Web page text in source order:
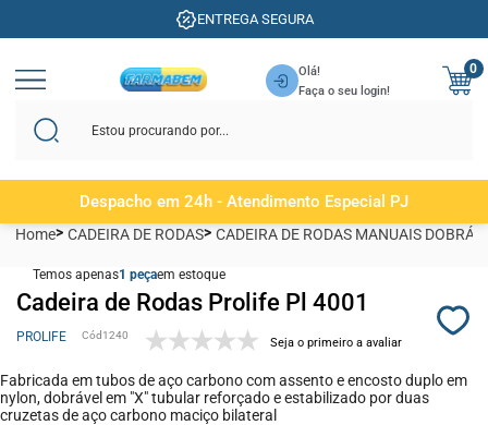
ENTREGA SEGURA
Olá!
Faça o seu login!
0
Despacho em 24h - Atendimento Especial PJ
Home CADEIRA DE RODAS CADEIRA DE RODAS MANUAIS
Temos apenas1 em estoque
Cadeira de Rodas Prolife Pl 4001
PROLIFE 1240 Seja o primeiro a avaliar
Fabricada em tubos de aço carbono com assento e encosto duplo em
nylon, dobrável em "X" tubular reforçado e estabilizado por duas
cruzetas de aço carbono maciço bilateral